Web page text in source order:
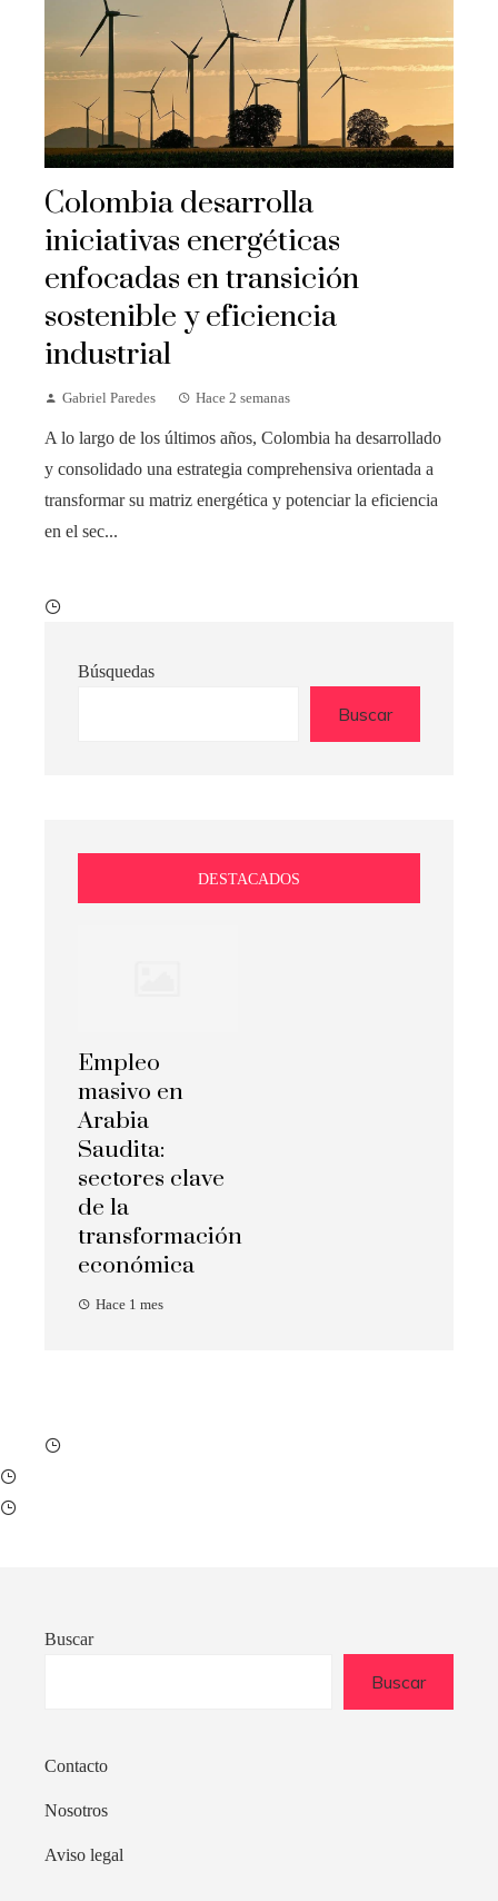
Colombia desarrolla
iniciativas energéticas
enfocadas en transición
sostenible y eficiencia
industrial
Gabriel Paredes Hace 2 semanas
A lo largo de los últimos años, Colombia ha desarrollado
y consolidado una estrategia comprehensiva orientada a
transformar su matriz energética y potenciar la eficiencia
en el sec...
Búsquedas
Buscar
DESTACADOS
Empleo
masivo en
Arabia
Saudita:
sectores clave
de la
transformación
económica
Hace 1 mes
Buscar
Buscar
Contacto
Nosotros
Aviso legal